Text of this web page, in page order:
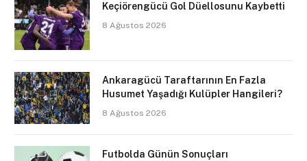
Keçiörengücü Gol Düellosunu Kaybetti
8 Ağustos 2026
Ankaragücü Taraftarının En Fazla
Husumet Yaşadığı Kulüpler Hangileri?
8 Ağustos 2026
Futbolda Günün Sonuçları